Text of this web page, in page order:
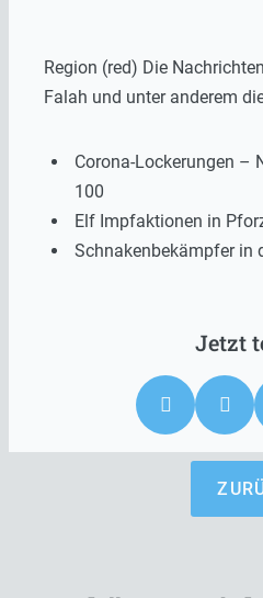
Region (red) Die
Falah und unter anderem
Corona-Lockerungen –
100
Elf Impfaktionen in
Schnakenbekämpfer in